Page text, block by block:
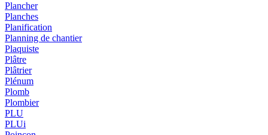
Plancher
Planches
Planification
Planning de chantier
Plaquiste
Plâtre
Plâtrier
Plénum
Plomb
Plombier
PLU
PLUi